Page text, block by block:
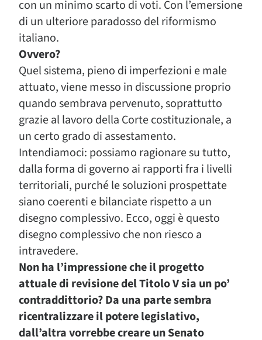
con un minimo scarto di voti. Con l’emersione
di un ulteriore paradosso del riformismo
italiano.
Ovvero?
Quel sistema, pieno di imperfezioni e male
attuato, viene messo in discussione proprio
quando sembrava pervenuto, soprattutto
grazie al lavoro della Corte costituzionale, a
un certo grado di assestamento.
Intendiamoci: possiamo ragionare su tutto,
dalla forma di governo ai rapporti fra i livelli
territoriali, purché le soluzioni prospettate
siano coerenti e bilanciate rispetto a un
disegno complessivo. Ecco, oggi è questo
disegno complessivo che non riesco a
intravedere.
Non ha l’impressione che il progetto
attuale di revisione del Titolo V sia un po’
contraddittorio? Da una parte sembra
ricentralizzare il potere legislativo,
dall’altra vorrebbe creare un Senato